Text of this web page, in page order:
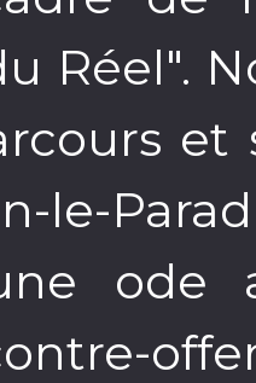
Réel".
le-
ode